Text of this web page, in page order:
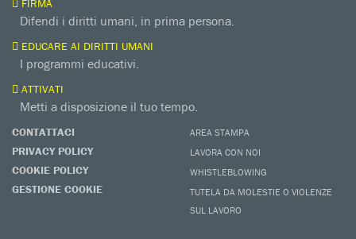
FIRMA
Difendi i diritti umani, in prima persona.
EDUCARE AI DIRITTI UMANI
I programmi educativi.
ATTIVATI
Metti a disposizione il tuo tempo.
CONTATTACI
PRIVACY POLICY
COOKIE POLICY
GESTIONE COOKIE
AREA STAMPA
LAVORA CON NOI
WHISTLEBLOWING
TUTELA DA MOLESTIE O VIOLENZE
SUL LAVORO